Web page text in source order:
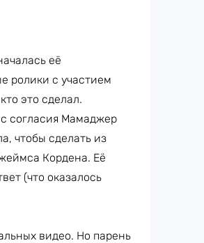
её
ролики с участием
это сделал.
согласия Мамаджер
чтобы сделать из
Кордена. Её
(что оказалось
видео. Но парень